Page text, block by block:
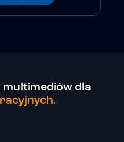
multimediów dla